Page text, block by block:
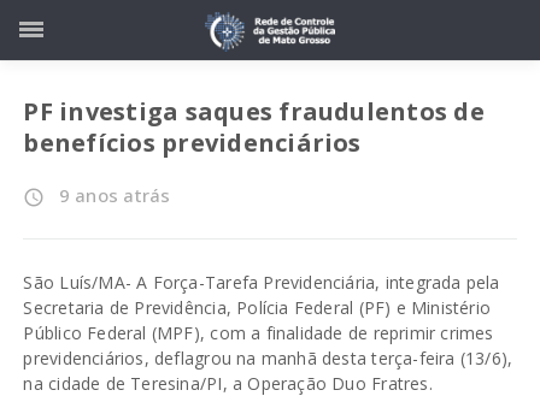
PF investiga saques fraudulentos de
benefícios previdenciários
access_time 9 anos atrás
São Luís/MA- A Força-Tarefa Previdenciária, integrada pela
Secretaria de Previdência, Polícia Federal (PF) e Ministério
Público Federal (MPF), com a finalidade de reprimir crimes
previdenciários, deflagrou na manhã desta terça-feira (13/6),
na cidade de Teresina/PI, a Operação Duo Fratres.